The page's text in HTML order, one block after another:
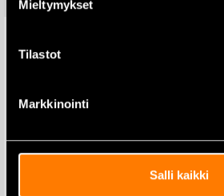
Mieltymykset
Tilastot
Markkinointi
Salli kaikki